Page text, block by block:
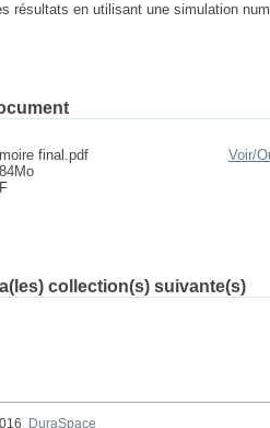
résultats en utilisant une simulation
final.pdf
Voir/
collection(s) suivante(s)
DuraSpace